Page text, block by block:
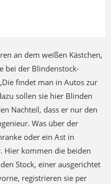
an dem weißen Kästchen,
bei der Blindenstock-
findet man in Autos zur
sollen sie hier Blinden
Nachteil, dass er nur den
Was über der
oder ein Ast in
kommen die beiden